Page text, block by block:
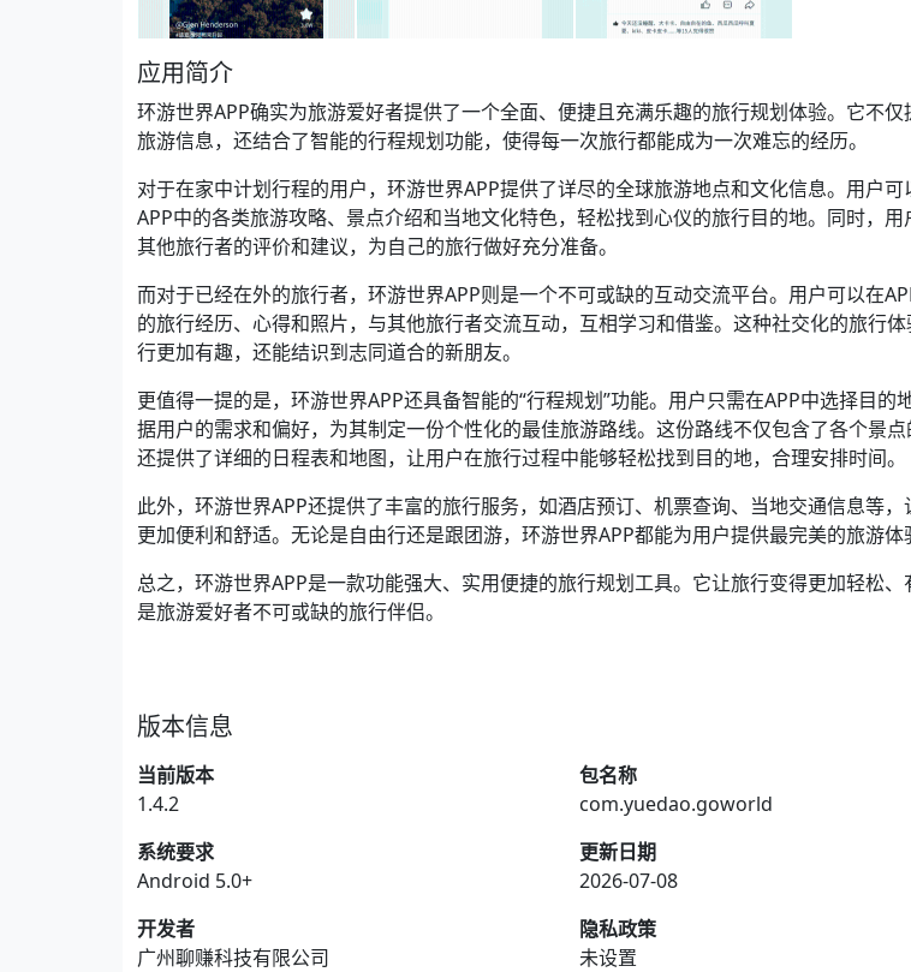
应用简介
环游世界APP确实为旅游爱好者提供了一个全面、便捷且充满乐趣的旅行规划体验。它不仅
旅游信息，还结合了智能的行程规划功能，使得每一次旅行都能成为一次难忘的经历。
对于在家中计划行程的用户，环游世界APP提供了详尽的全球旅游地点和文化信息。用户可
APP中的各类旅游攻略、景点介绍和当地文化特色，轻松找到心仪的旅行目的地。同时，用
其他旅行者的评价和建议，为自己的旅行做好充分准备。
而对于已经在外的旅行者，环游世界APP则是一个不可或缺的互动交流平台。用户可以在
的旅行经历、心得和照片，与其他旅行者交流互动，互相学习和借鉴。这种社交化的旅行
行更加有趣，还能结识到志同道合的新朋友。
更值得一提的是，环游世界APP还具备智能的“行程规划”功能。用户只需在APP中选择目的
据用户的需求和偏好，为其制定一份个性化的最佳旅游路线。这份路线不仅包含了各个景点
还提供了详细的日程表和地图，让用户在旅行过程中能够轻松找到目的地，合理安排时间。
此外，环游世界APP还提供了丰富的旅行服务，如酒店预订、机票查询、当地交通信息等
更加便利和舒适。无论是自由行还是跟团游，环游世界APP都能为用户提供最完美的旅游体
总之，环游世界APP是一款功能强大、实用便捷的旅行规划工具。它让旅行变得更加轻松、
是旅游爱好者不可或缺的旅行伴侣。
版本信息
当前版本
1.4.2
包名称
com.yuedao.goworld
系统要求
Android 5.0+
更新日期
2026-07-08
开发者
广州聊赚科技有限公司
隐私政策
未设置